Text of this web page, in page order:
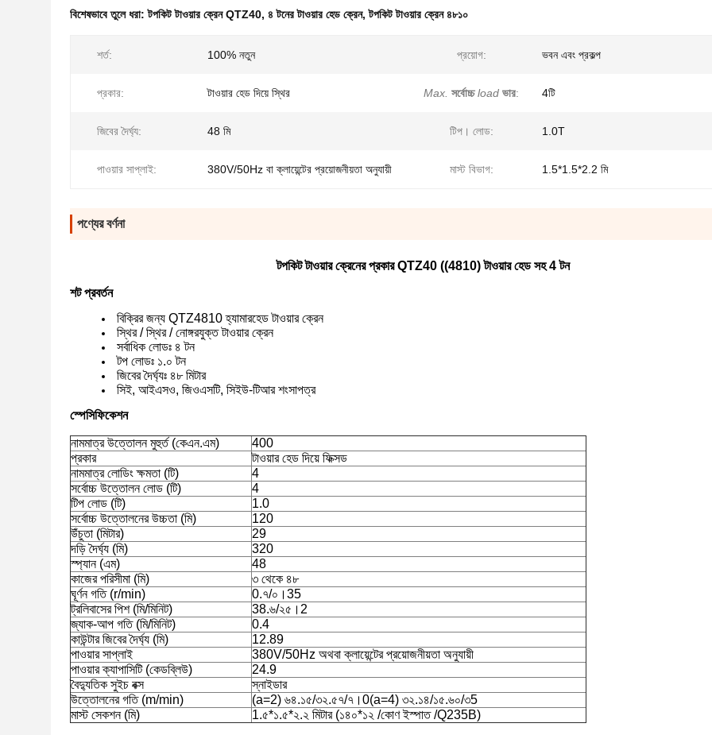
বিশেষভাবে তুলে ধরা:টপকিট টাওয়ার ক্রেন QTZ40, ৪ টনের টাওয়ার হেড ক্রেন,টপকিট টাওয়ার ক্রেন ৪৮১০
শর্ত: 100% নতুন প্রয়োগ: ভবন এবং প্রকল্প
প্রকার: টাওয়ার হেড দিয়ে স্থির Max. সর্বোচ্চ load ভার: 4টি
জিবের দৈর্ঘ্য: 48 মি টিপ। লোড: 1.0T
পাওয়ার সাপ্লাই: 380V/50Hz বা ক্লায়েন্টের প্রয়োজনীয়তা অনুযায়ী মাস্ট বিভাগ: 1.5*1.5*2.2 মি
পণ্যের বর্ণনা
টপকিট টাওয়ার ক্রেনের প্রকার QTZ40 ((4810) টাওয়ার হেড সহ 4 টন
শট প্রবর্তন
বিক্রির জন্য QTZ4810 হ্যামারহেড টাওয়ার ক্রেন
স্থির / স্থির / নোঙ্গরযুক্ত টাওয়ার ক্রেন
সর্বাধিক লোডঃ ৪ টন
টপ লোডঃ ১.০ টন
জিবের দৈর্ঘ্যঃ ৪৮ মিটার
সিই, আইএসও, জিওএসটি, সিইউ-টিআর শংসাপত্র
স্পেসিফিকেশন
নামমাত্র উত্তোলন মুহুর্ত (কেএন.এম)
400
প্রকার
টাওয়ার হেড দিয়ে ফিক্সড
নামমাত্র লোডিং ক্ষমতা (টি)
4
সর্বোচ্চ উত্তোলন লোড (টি)
4
টিপ লোড (টি)
1.0
সর্বোচ্চ উত্তোলনের উচ্চতা (মি)
120
উঁচুতা (মিটার)
29
দড়ি দৈর্ঘ্য (মি)
320
স্প্যান (এম)
48
কাজের পরিসীমা (মি)
৩ থেকে ৪৮
ঘূর্ণন গতি (r/min)
0.৭/০।35
ট্রলিবাসের পিশ (মি/মিনিট)
38.৬/২৫।2
জ্যাক-আপ গতি (মি/মিনিট)
0.4
কাউন্টার জিবের দৈর্ঘ্য (মি)
12.89
পাওয়ার সাপ্লাই
380V/50Hz অথবা ক্লায়েন্টের প্রয়োজনীয়তা অনুযায়ী
পাওয়ার ক্যাপাসিটি (কেডব্লিউ)
24.9
বৈদ্যুতিক সুইচ বক্স
স্নাইডার
উত্তোলনের গতি (m/min)
(a=2) ৬৪.১৫/৩২.৫৭/৭।0(a=4) ৩২.১৪/১৫.৬০/৩5
মাস্ট সেকশন (মি)
1.৫*১.৫*২.২ মিটার (১৪০*১২ /কোণ ইস্পাত /Q235B)